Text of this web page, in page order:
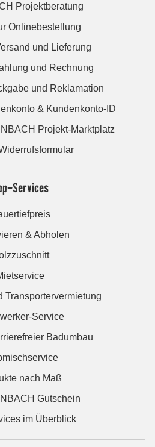
Projektberatung
Onlinebestellung
und Lieferung
und Rechnung
und Reklamation
& Kundenkonto-ID
Projekt-Marktplatz
Services
& Abholen
Transportervermietung
Service
Badumbau
nach Maß
Gutschein
im Überblick